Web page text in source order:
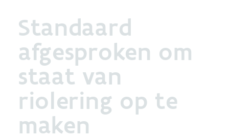
Standaard
afgesproken om
staat van
riolering op te
maken